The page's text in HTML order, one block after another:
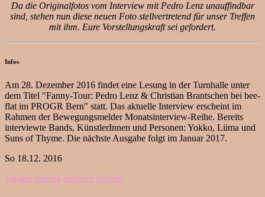
Da die Originalfotos vom Interview mit Pedro Lenz unauffindbar
sind, stehen nun diese neuen Foto stellvertretend für unser Treffen
mit ihm. Eure Vorstellungskraft sei gefordert.
Infos
Am 28. Dezember 2016 findet eine Lesung in der Turnhalle unter
dem Titel "Fanny-Tour: Pedro Lenz & Christian Brantschen bei bee-
flat im PROGR Bern" statt. Das aktuelle Interview erscheint im
Rahmen der Bewegungsmelder Monatsinterview-Reihe. Bereits
interviewte Bands, KünstlerInnen und Personen: Yokko, Liima und
Suns of Thyme. Die nächste Ausgabe folgt im Januar 2017.
So 18.12. 2016
voriger Beitrag nächster Beitrag